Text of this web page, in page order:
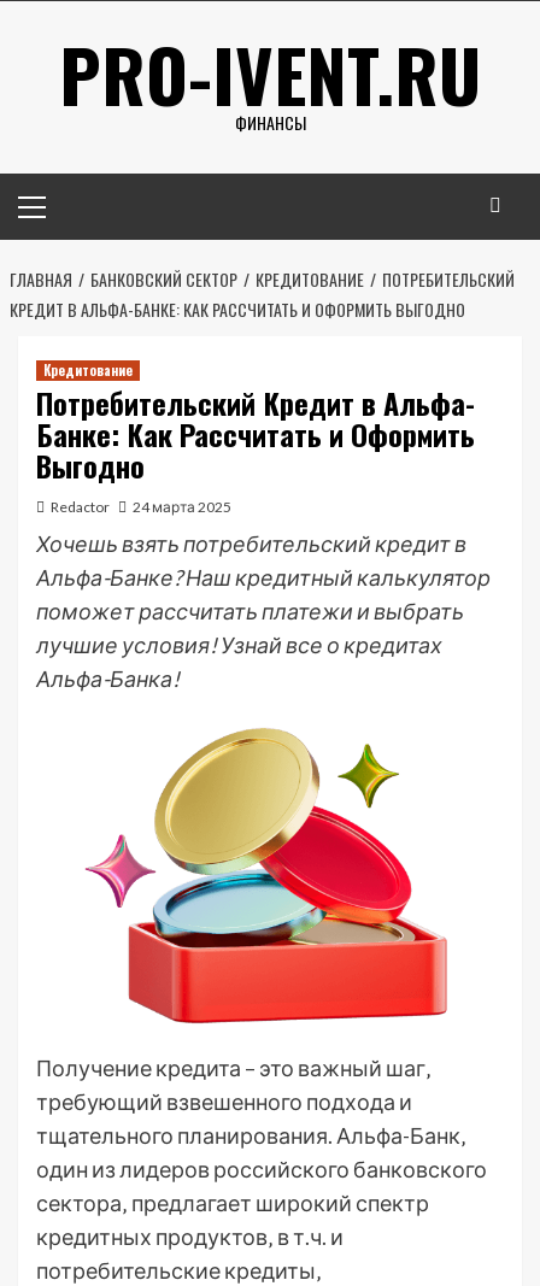
содержимому
PRO-IVENT.RU
ФИНАНСЫ
меню
ГЛАВНАЯ БАНКОВСКИЙ СЕКТОР КРЕДИТОВАНИЕ
ПОТРЕБИТЕЛЬСКИЙ
КРЕДИТ В АЛЬФА-БАНКЕ: КАК РАССЧИТАТЬ И ОФОРМИТЬ ВЫГОДНО
Кредитование
Потребительский Кредит в Альфа-
Банке: Как Рассчитать и Оформить
Выгодно
Redactor 24 марта 2025
Хочешь взять потребительский кредит в
Альфа-Банке? Наш кредитный калькулятор
поможет рассчитать платежи и выбрать
лучшие условия! Узнай все о кредитах
Альфа-Банка!
Получение кредита – это важный шаг‚
требующий взвешенного подхода и
тщательного планирования. Альфа-Банк‚
один из лидеров российского банковского
сектора‚ предлагает широкий спектр
кредитных продуктов‚ в т.ч. и
потребительские кредиты‚